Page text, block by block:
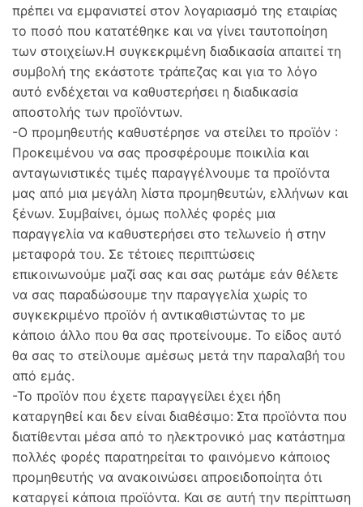
πρέπει να εμφανιστεί στον λογαριασμό της εταιρίας
το ποσό που κατατέθηκε και να γίνει ταυτοποίηση
των στοιχείων.Η συγκεκριμένη διαδικασία απαιτεί τη
συμβολή της εκάστοτε τράπεζας και για το λόγο
αυτό ενδέχεται να καθυστερήσει η διαδικασία
αποστολής των προϊόντων.
-Ο προμηθευτής καθυστέρησε να στείλει το προϊόν :
Προκειμένου να σας προσφέρουμε ποικιλία και
ανταγωνιστικές τιμές παραγγέλνουμε τα προϊόντα
μας από μια μεγάλη λίστα προμηθευτών, ελλήνων και
ξένων. Συμβαίνει, όμως πολλές φορές μια
παραγγελία να καθυστερήσει στο τελωνείο ή στην
μεταφορά του. Σε τέτοιες περιπτώσεις
επικοινωνούμε μαζί σας και σας ρωτάμε εάν θέλετε
να σας παραδώσουμε την παραγγελία χωρίς το
συγκεκριμένο προϊόν ή αντικαθιστώντας το με
κάποιο άλλο που θα σας προτείνουμε. Το είδος αυτό
θα σας το στείλουμε αμέσως μετά την παραλαβή του
από εμάς.
-Το προϊόν που έχετε παραγγείλει έχει ήδη
καταργηθεί και δεν είναι διαθέσιμο: Στα προϊόντα που
διατίθενται μέσα από το ηλεκτρονικό μας κατάστημα
πολλές φορές παρατηρείται το φαινόμενο κάποιος
προμηθευτής να ανακοινώσει απροειδοποίητα ότι
καταργεί κάποια προϊόντα. Και σε αυτή την περίπτωση